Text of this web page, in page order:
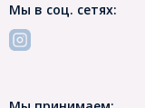
Мы в соц. сетях: